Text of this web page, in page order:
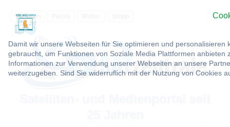
Vorlesen
Damit wir unsere Webseiten für Sie optimieren und
gebraucht, um Funktionen von Soziale Media Plattformen
Informationen zur Verwendung unserer Webseiten an unsere
weiterzugeben. Sind Sie widerruflich mit der Nutzung von Cookies